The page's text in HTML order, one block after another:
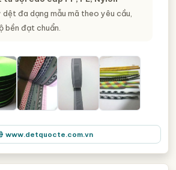
dệt đa dạng mẫu mã theo yêu cầu,
bền đạt chuẩn.
www.detquocte.com.vn